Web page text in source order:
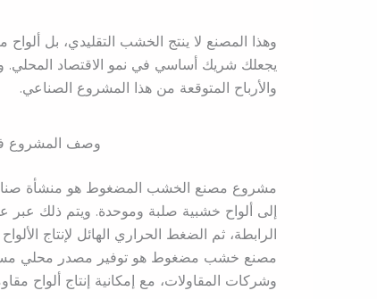
وهذا المصنع لا ينتج الخشب التقليدي، بل
يجعلك شريك أساسي في نمو الاقتصاد المحلي.
والأرباح المتوقعة من هذا المشروع الصناعي.
وصف المشروع
مشروع مصنع الخشب المضغوط هو منشأة
إلى ألواح خشبية صلبة وموحدة. ويتم ذلك عبر
الرابطة، ثم الضغط الحراري الهائل لإنتاج
مصنع خشب مضغوط هو توفير مصدر محلي مستمر
وشركات المقاولات، مع إمكانية إنتاج ألواح